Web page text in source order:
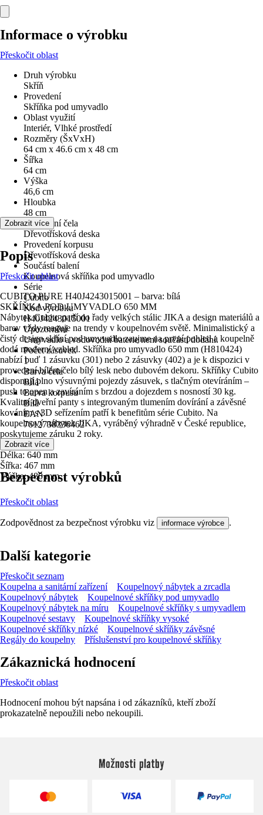
Informace o výrobku
Přeskočit oblast
Druh výrobku
Skříň
Provedení
Skříňka pod umyvadlo
Oblast využití
Interiér, Vlhké prostředí
Rozměry (ŠxVxH)
64 cm x 46.6 cm x 48 cm
Šířka
64 cm
Výška
46,6 cm
Hloubka
48 cm
Provedení čela
Dřevotřísková deska
Provedení korpusu
Dřevotřísková deska
Součástí balení
Koupelnová skříňka pod umyvadlo
Série
Cubito
Kód výrobku
H40J4243015001
Upozornění
Umyvadlo a vodovodní baterie není součástí dodání.
Počet zásuvek
1
Barva čela
Bílá
Barva korpusu
Bílá
EAN
7612738336462
Zobrazit více
Popis
Přeskočit oblast
CUBITO PURE H40J4243015001 – barva: bílá
SKŘÍŇKA POD UMYVADLO 650 MM
Nábytek Cubito patří do řady velkých stálic JIKA a design materiálů a
barev vždy reaguje na trendy v koupelnovém světě. Minimalistický a
čistý design skříní pod umyvadlo zaujme na první pohled a koupelně
dodá moderní vzhled. Skříňka pro umyvadlo 650 mm (H810424)
nabízí buď 1 zásuvku (301) nebo 2 zásuvky (402) a je k dispozici v
provedení bílém/čelo bílý lesk nebo dubovém dekoru. Skříňky Cubito
disponují plno výsuvnými pojezdy zásuvek, s tlačným otevíráním –
push to open a zavíráním s brzdou a dojezdem s nosností 30 kg.
Kvalitní dveřní panty s integrovaným tlumením dovírání a závěsné
kováním s 3D seřízením patří k benefitům série Cubito. Na
koupelnový nábytek JIKA, vyráběný výhradně v České republice,
poskytujeme záruku 2 roky.
Rozměry:
Délka: 640 mm
Šířka: 467 mm
Výška: 480 mm
Zobrazit více
Bezpečnost výrobků
Přeskočit oblast
Zodpovědnost za bezpečnost výrobku viz informace výrobce .
Další kategorie
Přeskočit seznam
Koupelna a sanitární zařízení
Koupelnový nábytek a zrcadla
Koupelnový nábytek
Koupelnové skříňky pod umyvadlo
Koupelnový nábytek na míru
Koupelnové skříňky s umyvadlem
Koupelnové sestavy
Koupelnové skříňky vysoké
Koupelnové skříňky nízké
Koupelnové skříňky závěsné
Regály do koupelny
Příslušenství pro koupelnové skříňky
Zákaznická hodnocení
Přeskočit oblast
Hodnocení mohou být napsána i od zákazníků, kteří zboží
prokazatelně nepoužili nebo nekoupili.
Možnosti platby